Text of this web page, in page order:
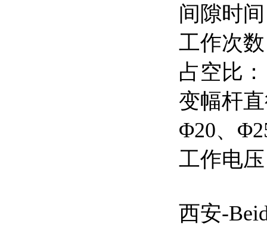
间隙时
工作次
占空比
变幅杆
Φ20、
工作电
西安-